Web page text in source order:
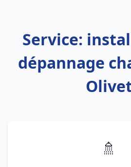
Service:
dépannage
🚿